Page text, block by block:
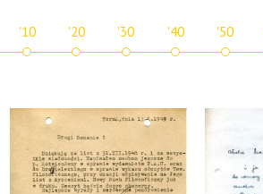
'10 '20 '30 '40 '50